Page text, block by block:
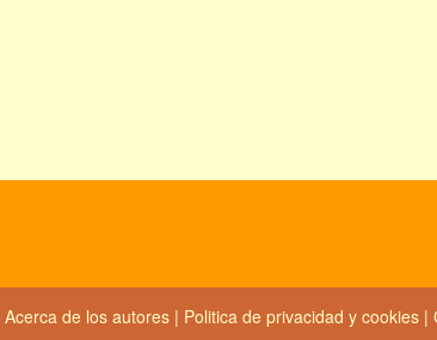
Acerca de los autores| Politica de privacidad y cookies |